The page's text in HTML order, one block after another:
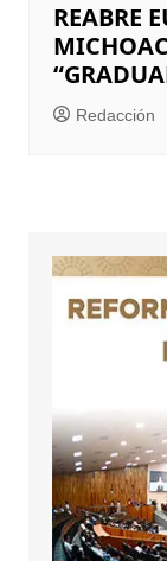
REABRE
Redacción